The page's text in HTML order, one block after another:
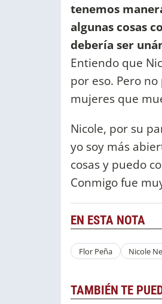
tenemos
algunas cosas
debería ser
Entiendo que
por eso. Pero
mujeres que
Nicole, por su
yo soy más
cosas y puedo
Conmigo fue
EN ESTA NOTA
Flor Peña Nicole
TAMBIÉN TE